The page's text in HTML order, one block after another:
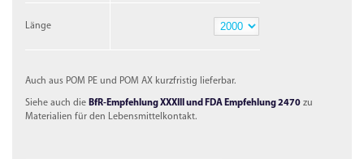
Länge
Auch aus POM PE und POM AX kurzfristig lieferbar.
Siehe auch dieBfR-Empfehlung XXXIII und FDA Empfehlung 2470 zu
Materialien für den Lebensmittelkontakt.